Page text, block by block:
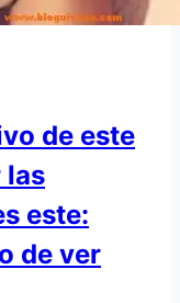
de este
las
este:
de ver